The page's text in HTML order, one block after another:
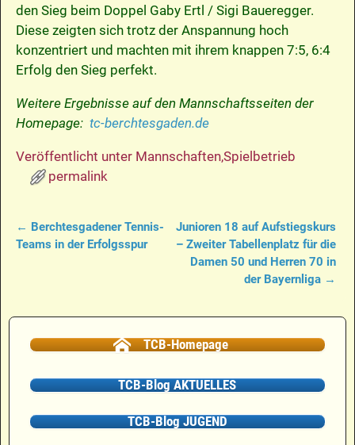
den Sieg beim Doppel Gaby Ertl / Sigi Baueregger.
Diese zeigten sich trotz der Anspannung hoch
konzentriert und machten mit ihrem knappen 7:5, 6:4
Erfolg den Sieg perfekt.
Weitere Ergebnisse auf den Mannschaftsseiten der
Homepage: tc-berchtesgaden.de
Veröffentlicht unter Mannschaften,Spielbetrieb
permalink
Artikelnavigation
← Berchtesgadener Tennis-
Teams in der Erfolgsspur
Junioren 18 auf Aufstiegskurs
– Zweiter Tabellenplatz für die
Damen 50 und Herren 70 in
der Bayernliga →
TCB-Homepage
TCB-Blog AKTUELLES
TCB-Blog JUGEND